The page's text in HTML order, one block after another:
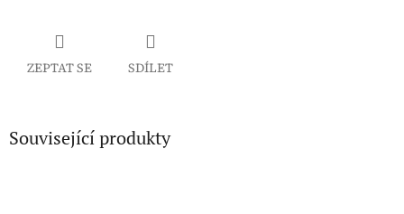
ZEPTAT SE SDÍLET
Související produkty